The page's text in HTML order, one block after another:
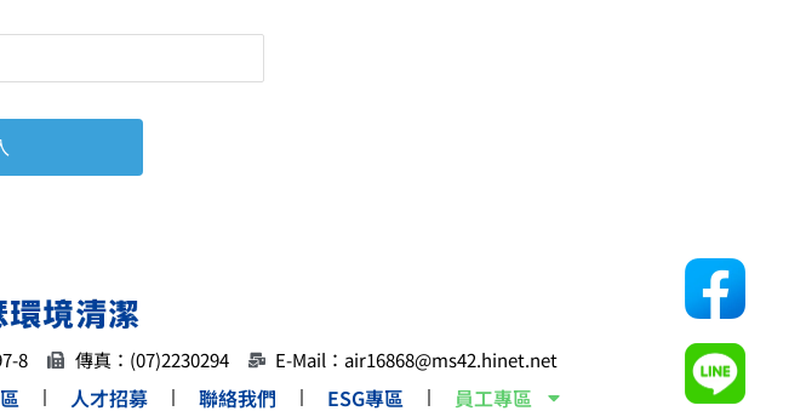
8 傳真：(07)2230294 E-Mail：air16868@ms42.hinet.net
人才招募 聯絡我們 ESG專區 員工專區